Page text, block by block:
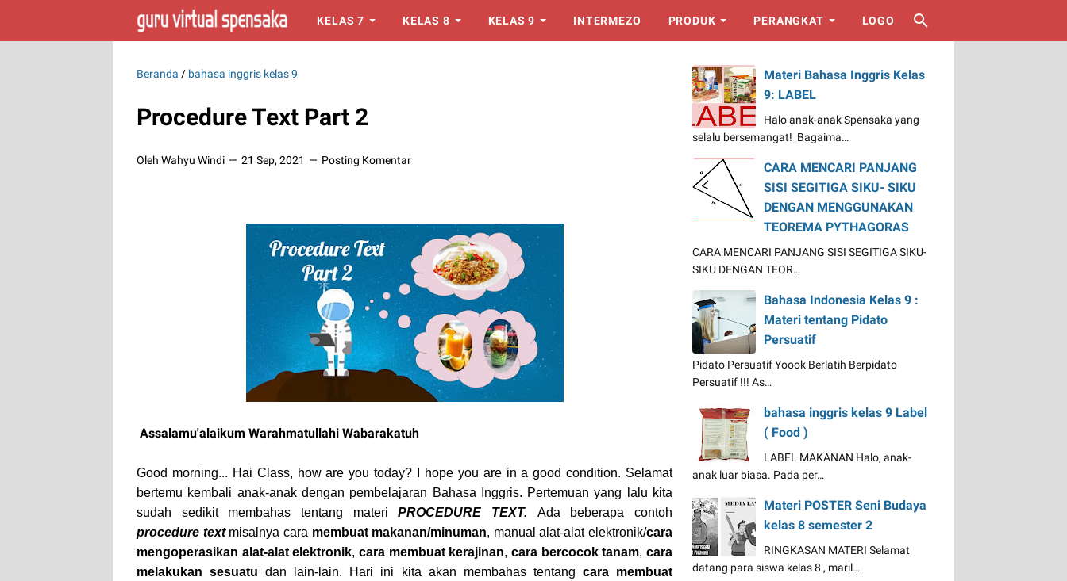
KELAS 7 KELAS 8 KELAS 9 INTERMEZO PRODUK PERANGKAT LOGO
Beranda / bahasa inggris kelas 9
Procedure Text Part 2
Oleh Wahyu Windi 21 Sep, 2021 Posting Komentar
Assalamu'alaikum Warahmatullahi Wabarakatuh
Good morning... Hai Class, how are you today? I hope you are in a good condition. Selamat
bertemu kembali anak-anak dengan pembelajaran Bahasa Inggris. Pertemuan yang lalu kita
sudah sedikit membahas tentang materiPROCEDURE TEXT. Ada beberapa contoh
procedure textmisalnya cara membuat makanan/minuman, manual alat-alat elektronik/cara
mengoperasikan alat-alat elektronik,cara membuat kerajinan,cara bercocok tanam,cara
melakukan sesuatu dan lain-lain. Hari ini kita akan membahas tentang cara membuat
Materi Bahasa Inggris Kelas
9: LABEL
Halo anak-anak Spensaka yang
selalu bersemangat! Bagaima…
CARA MENCARI PANJANG
SISI SEGITIGA SIKU- SIKU
DENGAN MENGGUNAKAN
TEOREMA PYTHAGORAS
CARA MENCARI PANJANG SISI SEGITIGA SIKU-
SIKU DENGAN TEOR…
Bahasa Indonesia Kelas 9 :
Materi tentang Pidato
Persuatif
Pidato Persuatif Yoook Berlatih Berpidato
Persuatif !!! As…
bahasa inggris kelas 9 Label
( Food )
LABEL MAKANAN Halo, anak-
anak luar biasa. Pada per…
Materi POSTER Seni Budaya
kelas 8 semester 2
RINGKASAN MATERI Selamat
datang para siswa kelas 8 , maril…